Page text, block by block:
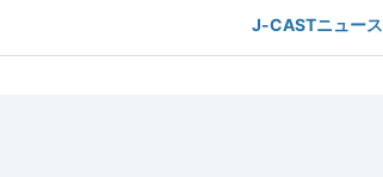
経済の瓦解?」「死傷者が補充兵員より多くな
シアエリート層のコンセンサス「アンカレッジ合
J-CASTニュース